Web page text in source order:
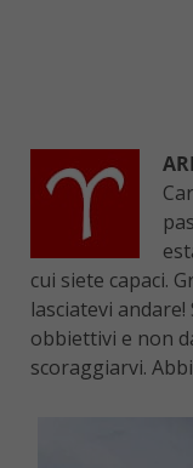
cui siete capaci.
lasciatevi
obbiettivi e non
scoraggiarvi.